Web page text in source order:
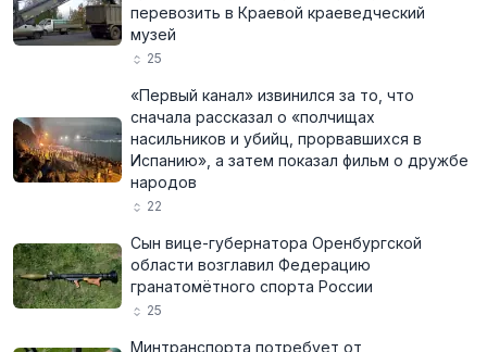
перевозить в Краевой краеведческий
музей
25
«Первый канал» извинился за то, что
сначала рассказал о «полчищах
насильников и убийц, прорвавшихся в
Испанию», а затем показал фильм о дружбе
народов
22
Сын вице-губернатора Оренбургской
области возглавил Федерацию
гранатомётного спорта России
25
Минтранспорта потребует от